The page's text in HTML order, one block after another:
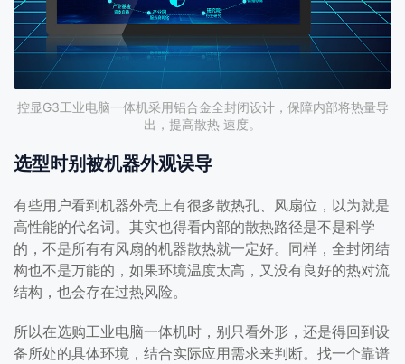
控显G3工业电脑一体机采用铝合金全封闭设计，保障内部将热量导
出，提高散热 速度。
选型时别被机器外观误导
有些用户看到机器外壳上有很多散热孔、风扇位，以为就是
高性能的代名词。其实也得看内部的散热路径是不是科学
的，不是所有有风扇的机器散热就一定好。同样，全封闭结
构也不是万能的，如果环境温度太高，又没有良好的热对流
结构，也会存在过热风险。
所以在选购工业电脑一体机时，别只看外形，还是得回到设
备所处的具体环境，结合实际应用需求来判断。找一个靠谱